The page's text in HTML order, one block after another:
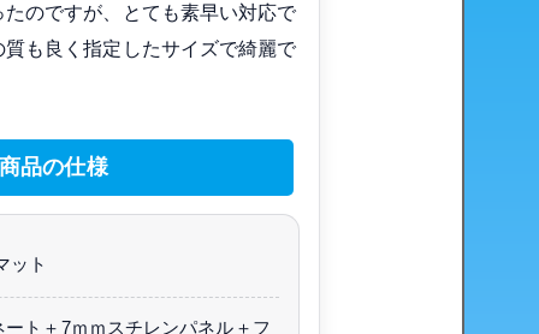
のですが、とても素早い対応で
も良く指定したサイズで綺麗で
品の仕様
ット
ト＋7ｍｍスチレンパネル＋フ